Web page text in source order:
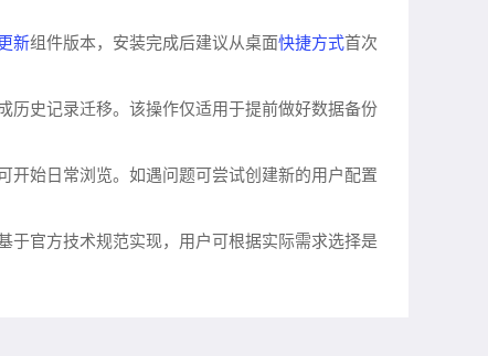
新组件版本，安装完成后建议从桌面快捷方式首次
历史记录迁移。该操作仅适用于提前做好数据备份
开始日常浏览。如遇问题可尝试创建新的用户配置
官方技术规范实现，用户可根据实际需求选择是